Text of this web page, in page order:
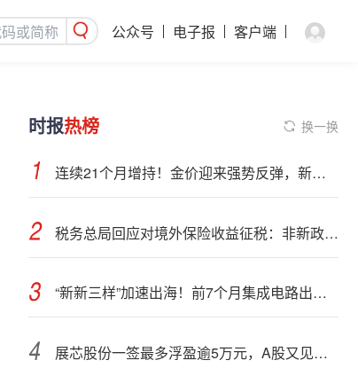
公众号 电子报 客户端
时报热榜 换一换
连续21个月增持！金价迎来强势反弹，新一轮上行窗口开启？
税务总局回应对境外保险收益征税：非新政策，无需过度解读
“新新三样”加速出海！前7个月集成电路出口额接近翻倍
展芯股份一签最多浮盈逾5万元，A股又见肉签